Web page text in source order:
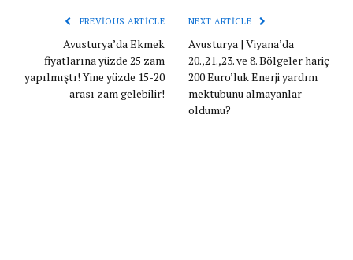
PREVIOUS ARTICLE
Avusturya’da Ekmek
fiyatlarına yüzde 25 zam
yapılmıştı! Yine yüzde 15-20
arası zam gelebilir!
NEXT ARTICLE
Avusturya | Viyana’da
20.,21.,23. ve 8. Bölgeler hariç
200 Euro’luk Enerji yardım
mektubunu almayanlar
oldumu?